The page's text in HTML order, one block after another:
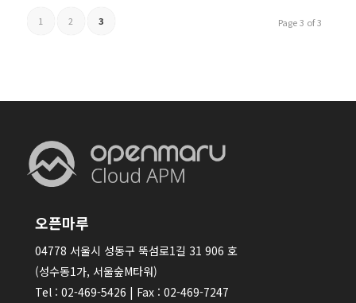
Page 3 of 3
1 2 3
오픈마루
04778 서울시 성동구 뚝섬로1길 31 906 호
(성수동1가, 서울숲M타워)
Tel : 02-469-5426 | Fax : 02-469-7247